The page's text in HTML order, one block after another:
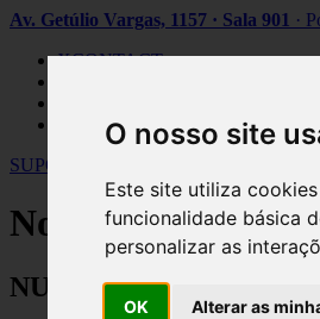
O nosso site
Este site utiliza
funcionalidade básica
personalizar as
OK Alterar as
Av. Getúlio Vargas, 1157 · Sala 901 ·
XCONTACT
CONTATO
SUPORTE
Notícias
NUVEMComo realizar